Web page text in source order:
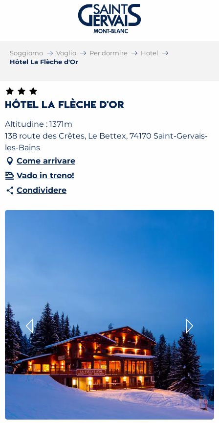
Soggiorno Voglio Per dormire
Hotel
Hôtel La Flèche d'Or
Hôtel La Flèche d'Or
Altitudine : 1371m
138 route des Crêtes, Le Bettex, 74170 Saint-Gervais-
les-Bains
Come arrivare
Vado in treno!
Condividere